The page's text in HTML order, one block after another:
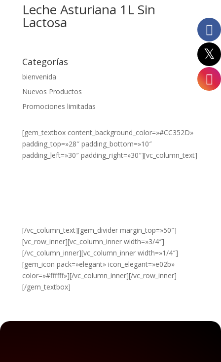
Leche Asturiana 1L Sin
Lactosa
Categorías
bienvenida
Nuevos Productos
Promociones limitadas
[gem_textbox content_background_color=»#CC352D»
padding_top=»28″ padding_bottom=»10″
padding_left=»30″ padding_right=»30″][vc_column_text]
[/vc_column_text][gem_divider margin_top=»50″]
[vc_row_inner][vc_column_inner width=»3/4″]
[/vc_column_inner][vc_column_inner width=»1/4″]
[gem_icon pack=»elegant» icon_elegant=»e02b»
color=»#ffffff»][/vc_column_inner][/vc_row_inner]
[/gem_textbox]